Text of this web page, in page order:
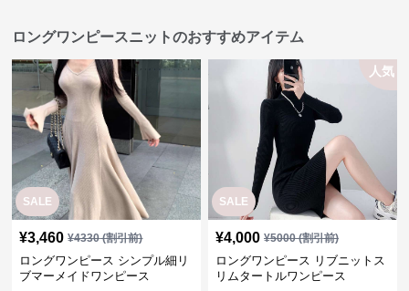
ロングワンピースニットのおすすめアイテム
SALE
¥3,460 ¥4330(割引前)
ロングワンピース シンプル細リ
ブマーメイドワンピース
SALE
人気
¥4,000 ¥5000(割引前)
ロングワンピース リブニットス
リムタートルワンピース